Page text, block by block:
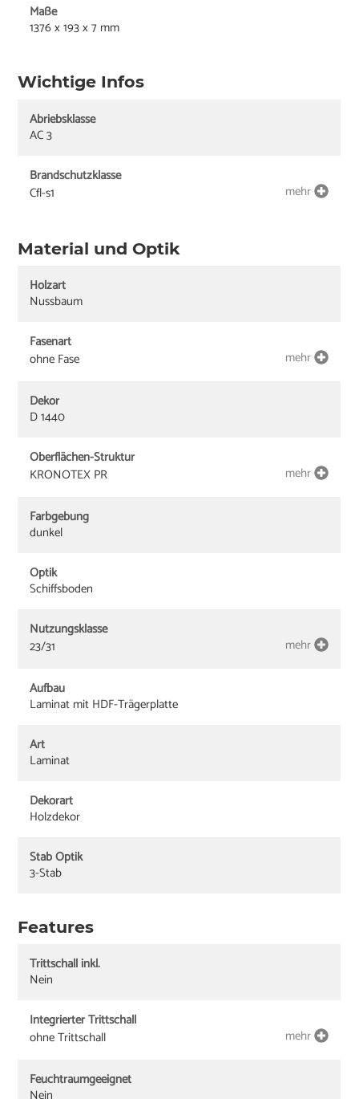
Maße
1376 x 193 x 7 mm
Wichtige Infos
Abriebsklasse
AC 3
Brandschutzklasse
Cfl-s1
mehr
Material und Optik
Holzart
Nussbaum
Fasenart
ohne Fase
mehr
Dekor
D 1440
Oberflächen-Struktur
KRONOTEX PR
mehr
Farbgebung
dunkel
Optik
Schiffsboden
Nutzungsklasse
23/31
mehr
Aufbau
Laminat mit HDF-Trägerplatte
Art
Laminat
Dekorart
Holzdekor
Stab Optik
3-Stab
Features
Trittschall inkl.
Nein
Integrierter Trittschall
ohne Trittschall
mehr
Feuchtraumgeeignet